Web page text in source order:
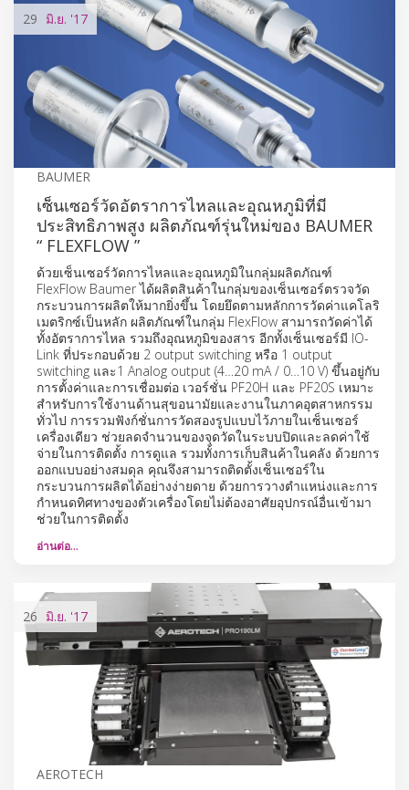
29 มิ.ย. '17
BAUMER
เซ็นเซอร์วัดอัตราการไหลและอุณหภูมิที่มี
ประสิทธิภาพสูง ผลิตภัณฑ์รุ่นใหม่ของ BAUMER
“ FLEXFLOW ”
ด้วยเซ็นเซอร์วัดการไหลและอุณหภูมิในกลุ่มผลิตภัณฑ์
FlexFlow Baumer ได้ผลิตสินค้าในกลุ่มของเซ็นเซอร์ตรวจวัด
กระบวนการผลิตให้มากยิ่งขึ้น โดยยึดตามหลักการวัดค่าแคโลริ
เมตริกซ์เป็นหลัก ผลิตภัณฑ์ในกลุ่ม FlexFlow สามารถวัดค่าได้
ทั้งอัตราการไหล รวมถึงอุณหภูมิของสาร อีกทั้งเซ็นเซอร์มี IO-
Link ที่ประกอบด้วย 2 output switching หรือ 1 output
switching และ1 Analog output (4…20 mA / 0…10 V) ขึ้นอยู่กับ
การตั้งค่าและการเชื่อมต่อ เวอร์ชั่น PF20H และ PF20S เหมาะ
สำหรับการใช้งานด้านสุขอนามัยและงานในภาคอุตสาหกรรม
ทั่วไป การรวมฟังก์ชั่นการวัดสองรูปแบบไว้ภายในเซ็นเซอร์
เครื่องเดียว ช่วยลดจำนวนของจุดวัดในระบบปิดและลดค่าใช้
จ่ายในการติดตั้ง การดูแล รวมทั้งการเก็บสินค้าในคลัง ด้วยการ
ออกแบบอย่างสมดุล คุณจึงสามารถติดตั้งเซ็นเซอร์ใน
กระบวนการผลิตได้อย่างง่ายดาย ด้วยการวางตำแหน่งและการ
กำหนดทิศทางของตัวเครื่องโดยไม่ต้องอาศัยอุปกรณ์อื่นเข้ามา
ช่วยในการติดตั้ง
อ่านต่อ…
26 มิ.ย. '17
AEROTECH